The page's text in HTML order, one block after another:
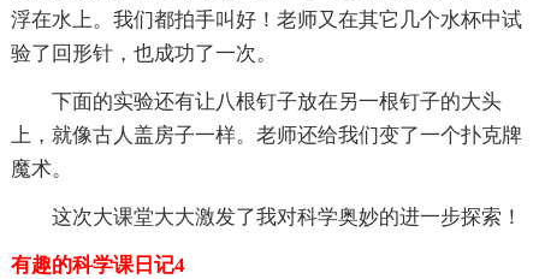
浮在水上。我们都拍手叫好！老师又在其它几个水杯中试
验了回形针，也成功了一次。
下面的实验还有让八根钉子放在另一根钉子的大头
上，就像古人盖房子一样。老师还给我们变了一个扑克牌
魔术。
这次大课堂大大激发了我对科学奥妙的进一步探索！
有趣的科学课日记4